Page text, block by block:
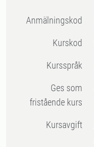
Anmälningskod
Kurskod
Kursspråk
Ges som
fristående kurs
Kursavgift